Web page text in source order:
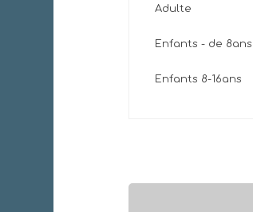
Adulte
Enfants - de 8ans
Enfants 8-16ans